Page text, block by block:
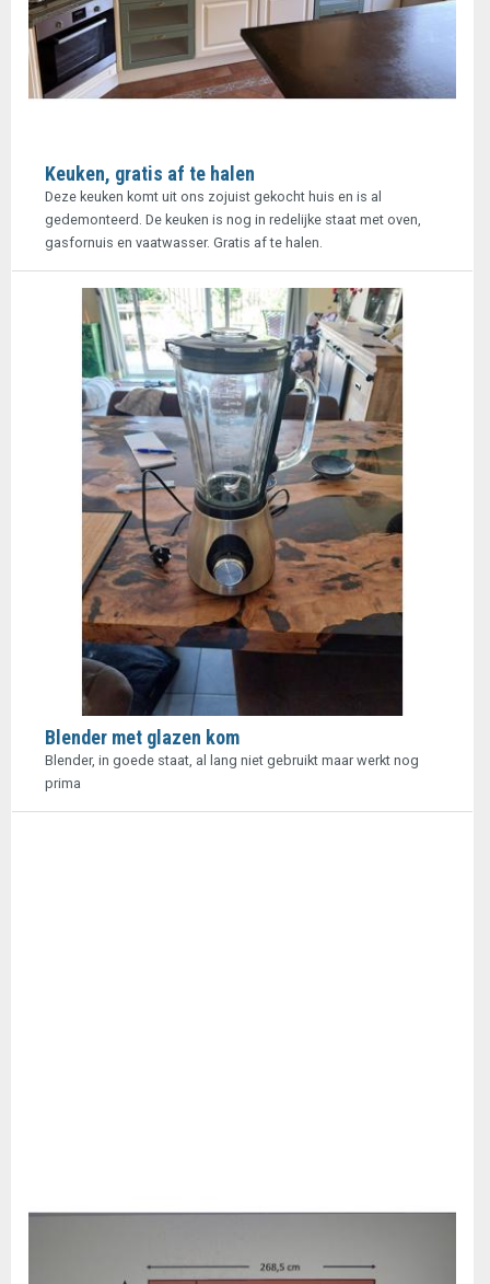
Keuken, gratis af te halen
Deze keuken komt uit ons zojuist gekocht huis en is al
gedemonteerd. De keuken is nog in redelijke staat met oven,
gasfornuis en vaatwasser. Gratis af te halen.
Blender met glazen kom
Blender, in goede staat, al lang niet gebruikt maar werkt nog
prima